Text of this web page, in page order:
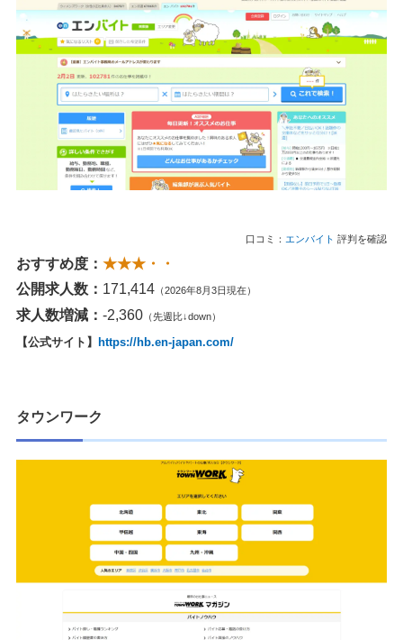
口コミ： エンバイト 評判を確認
おすすめ度： ★★★・・
公開求人数： 171,414 （2026年8月3日現在）
求人数増減： -2,360 （先週比↓down）
【公式サイト】 https://hb.en-japan.com/
タウンワーク